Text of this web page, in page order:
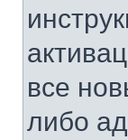
все
либо